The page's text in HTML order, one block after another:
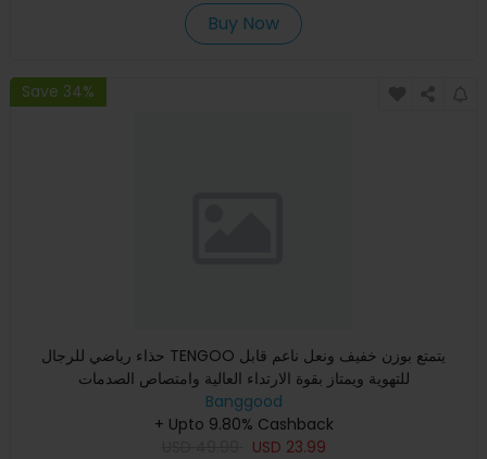
Buy Now
Save 34%
حذاء رياضي للرجال TENGOO يتمتع بوزن خفيف ونعل ناعم قابل
للتهوية ويمتاز بقوة الارتداء العالية وامتصاص الصدمات
Banggood
+ Upto 9.80% Cashback
USD 23.99